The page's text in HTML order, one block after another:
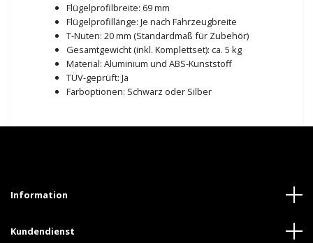
Flügelprofilbreite: 69 mm
Flügelprofillänge: Je nach Fahrzeugbreite
T-Nuten: 20 mm (Standardmaß für Zubehör)
Gesamtgewicht (inkl. Komplettset): ca. 5 kg
Material: Aluminium und ABS-Kunststoff
TÜV-geprüft: Ja
Farboptionen: Schwarz oder Silber
Information
Kundendienst